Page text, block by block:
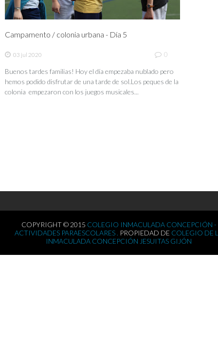
Campamento / colonia urbana - Día 5
03 jul 2020 0
Buenos tardes familias! Hoy el día empezaba nublado pero
hemos podido disfrutar de una tarde de sol.Los peques de la
colonia empezaron con los juegos musicales...
COPYRIGHT © 2015 COLEGIO INMACULADA CONCEPCIÓN -
ACTIVIDADES PARAESCOLARES . PROPIEDAD DE COLEGIO DE
INMACULADA CONCEPCIÓN JESUITAS GIJÓN